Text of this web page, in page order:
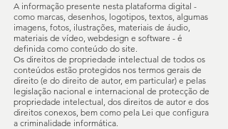
A informação presente nesta plataforma digital -
como marcas, desenhos, logotipos, textos, algumas
imagens, fotos, ilustrações, materiais de áudio,
materiais de vídeo, webdesign e software - é
definida como conteúdo do site.
Os direitos de propriedade intelectual de todos os
conteúdos estão protegidos nos termos gerais de
direito (e do direito de autor, em particular) e pelas
legislação nacional e internacional de protecção de
propriedade intelectual, dos direitos de autor e dos
direitos conexos, bem como pela Lei que configura
a criminalidade informática.